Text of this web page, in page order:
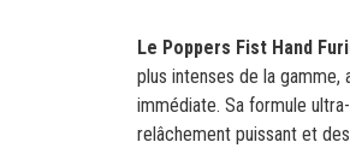
Le Poppers Fist Hand
plus intenses de la gamme,
immédiate. Sa formule
relâchement puissant et